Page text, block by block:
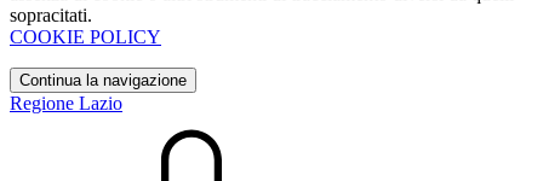
sopracitati.
COOKIE POLICY
Continua la navigazione
Regione Lazio